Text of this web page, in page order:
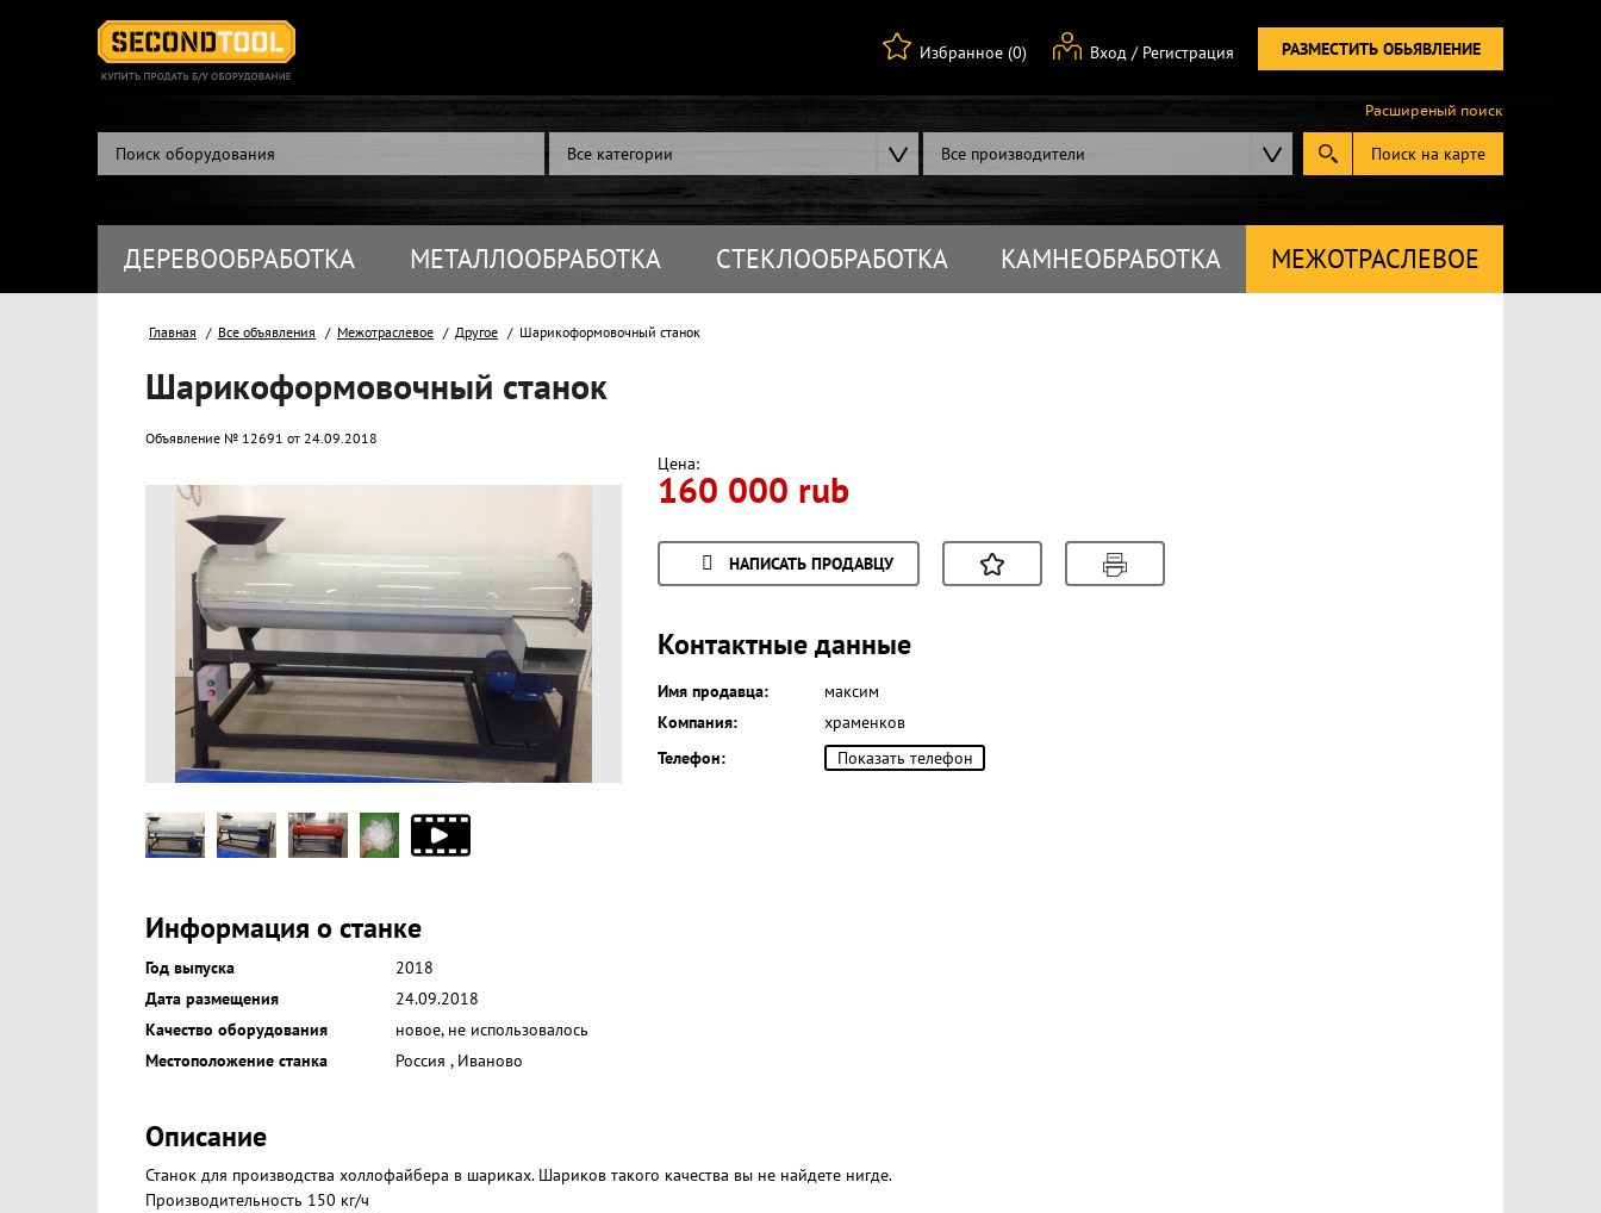
РАЗМЕСТИТЬ ОБЬЯВЛЕНИЕ
Вход / Регистрация
Избранное (0)
Все категории Все производители Поиск на карте
Расширеный поиск
ДЕРЕВООБРАБОТКА МЕТАЛЛООБРАБОТКА СТЕКЛООБРАБОТКА КАМНЕОБРАБОТКА МЕЖОТРАСЛЕВОЕ
Главная Все объявления Межотраслевое Другое Шарикоформовочный станок
Шарикоформовочный станок
Объявление № 12691 от 24.09.2018
Цена:
160 000 rub
НАПИСАТЬ ПРОДАВЦУ
Контактные данные
Имя продавца:
максим
Компания:
храменков
Телефон:
Показать телефон
Информация о станке
Год выпуска
2018
Дата размещения
24.09.2018
Качество оборудования
новое, не использовалось
Местоположение станка
Россия , Иваново
Описание
Станок для производства холлофайбера в шариках. Шариков такого качества вы не найдете нигде.
Производительность 150 кг/ч